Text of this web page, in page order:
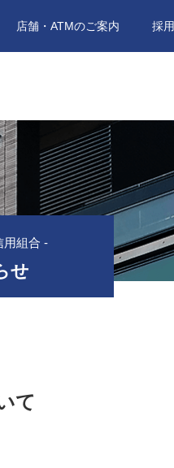
店舗・ATMのご案内 採
用組合 -
せ
て